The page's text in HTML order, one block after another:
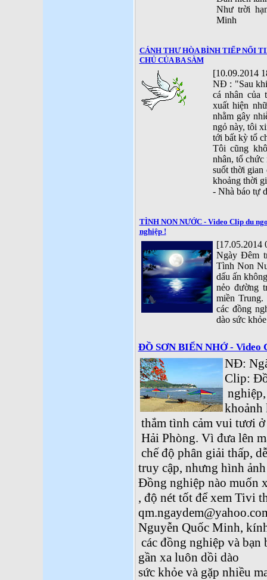
Như trời
Minh
CÁNH THƯ HÒA BÌNH TIẾP NỐI
CHỦ CỦA BA SÀM
[10.09.2014
NĐ : "Sau
cá nhân của
xuất hiện
nhằm gây
ngỏ này, tôi
tới bất kỳ tổ
Tôi cũng
nhân, tổ chức
suốt thời gian
khoảng thời
- Nhà báo tự
TÌNH NON NƯỚC - Video Clip du
nghiệp !
[17.05.2014
Ngày Đêm
Tình Non
dấu ấn
nẻo đường
miền
các đồng
dào sức
ĐỒ SƠN BIỂN NHỚ - Video
NĐ:
Clip:
khoảnh
thắm tình cảm vui tươi
Hải Phòng. Vì đưa lên
chế độ phân giải thấp, dễ
truy cập, nhưng hình
Đồng nghiệp nào muốn
, độ nét tốt để xem Tivi
Nguyễn Quốc Minh,
các đồng nghiệp và bạn
gần xa luôn dồi dào
sức khỏe và gặp nhiều